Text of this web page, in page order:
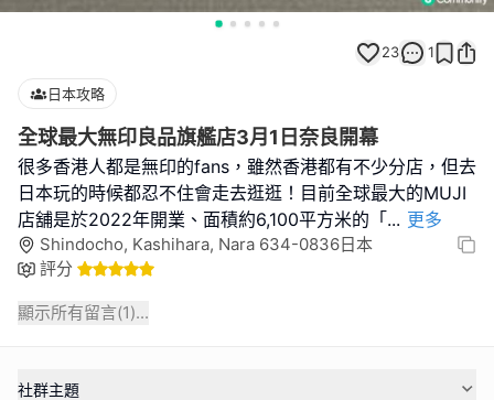
23 1
日本攻略
全球最大無印良品旗艦店3月1日奈良開幕
很多香港人都是無印的fans，雖然香港都有不少分店，但去
日本玩的時候都忍不住會走去逛逛！目前全球最大的MUJI
店舖是於2022年開業、面積約6,100平方米的「... 更多
Shindocho, Kashihara, Nara 634-0836日本
評分
顯示所有留言(1)...
社群主題